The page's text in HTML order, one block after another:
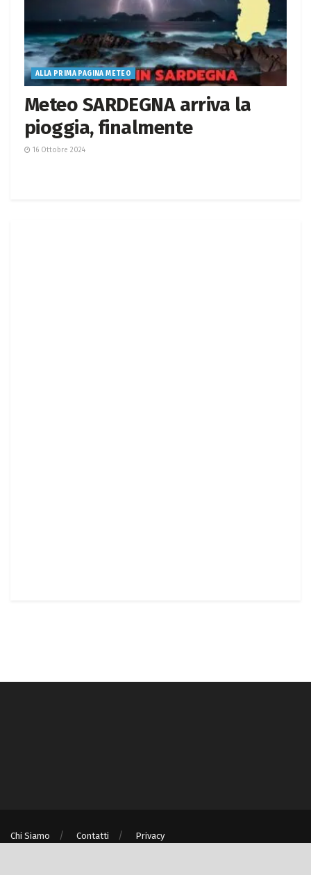
ALLA PRIMA PAGINA METEO
Meteo SARDEGNA arriva la
pioggia, finalmente
16 Ottobre 2024
Chi Siamo Contatti Privacy